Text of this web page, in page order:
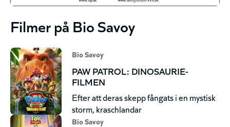
Filmer på Bio Savoy
Bio Savoy
PAW PATROL: DINOSAURIE-
FILMEN
Efter att deras skepp fångats i en mystisk
storm, kraschlandar
Bio Savoy